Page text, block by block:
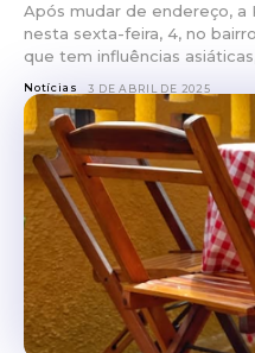
Após mudar de endereço, a
nesta sexta-feira, 4, no
que tem influências
Notícias 3 DE ABRIL DE 2025